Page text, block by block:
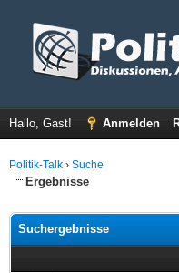
Hallo, Gast! Anmelden
Politik-Talk › Suche
Ergebnisse
Suchergebnisse